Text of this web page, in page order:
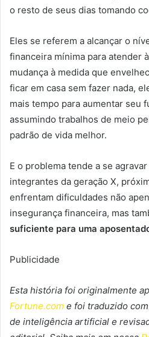
o resto de seus dias tomando
Eles se referem a alcançar o
financeira mínima para atender
mudança à medida que
ficar em casa sem fazer nada,
mais tempo para aumentar seu
assumindo trabalhos de meio
padrão de vida melhor.
E o problema tende a se
integrantes da geração X,
enfrentam dificuldades não
insegurança financeira, mas
suficiente para uma
Publicidade
Esta história foi originalmente
Fortune.com e foi traduzido
de inteligência artificial e